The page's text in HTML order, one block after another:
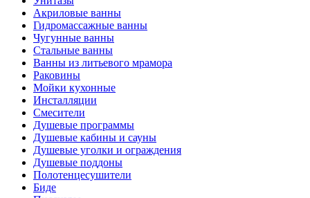
Акриловые ванны
Гидромассажные ванны
Чугунные ванны
Стальные ванны
Ванны из литьевого мрамора
Раковины
Мойки кухонные
Инсталляции
Смесители
Душевые программы
Душевые кабины и сауны
Душевые уголки и ограждения
Душевые поддоны
Полотенцесушители
Биде